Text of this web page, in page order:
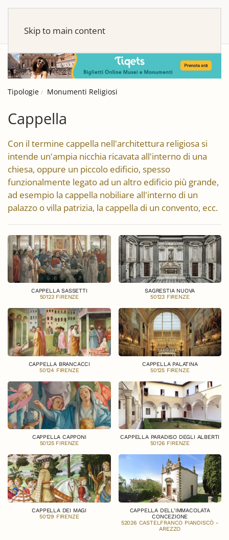
Skip to main content
Tipologie Monumenti Religiosi
Cappella
Con il termine cappella nell'architettura religiosa si
intende un'ampia nicchia ricavata all'interno di una
chiesa, oppure un piccolo edificio, spesso
funzionalmente legato ad un altro edificio più grande,
ad esempio la cappella nobiliare all'interno di un
palazzo o villa patrizia, la cappella di un convento, ecc.
CAPPELLA SASSETTI
50123 FIRENZE
SAGRESTIA NUOVA
50123 FIRENZE
CAPPELLA BRANCACCI
50124 FIRENZE
CAPPELLA PALATINA
50125 FIRENZE
CAPPELLA CAPPONI
50125 FIRENZE
CAPPELLA PARADISO DEGLI ALBERTI
50126 FIRENZE
CAPPELLA DEI MAGI
50129 FIRENZE
CAPPELLA DELL'IMMACOLATA
CONCEZIONE
52026 CASTELFRANCO PIANDISCÒ -
AREZZO